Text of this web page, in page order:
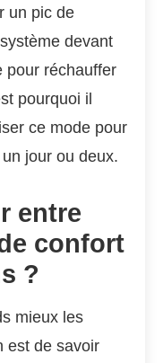
un pic de
devant
pour réchauffer
pourquoi il
ce mode pour
jour ou deux.
entre
confort
?
mieux les
est de savoir